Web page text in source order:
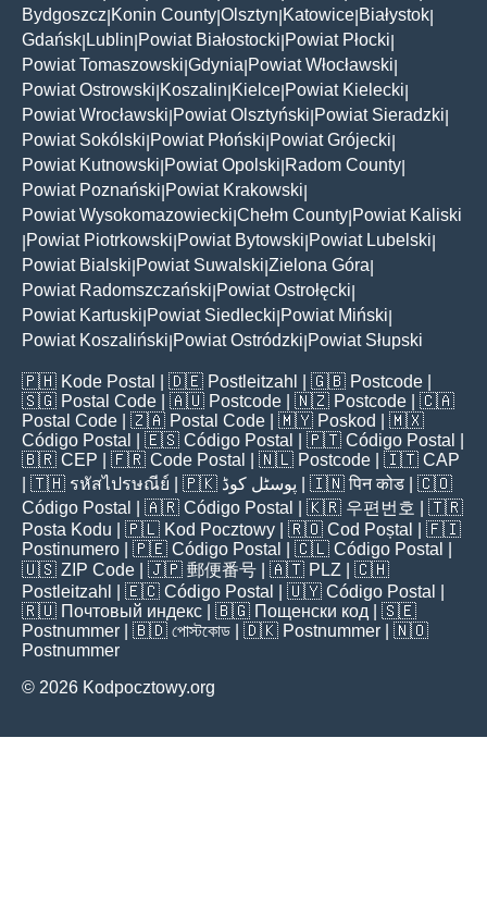
Bydgoszcz Konin County Olsztyn Katowice Białystok
Gdańsk Lublin Powiat Białostocki Powiat Płocki
Powiat Tomaszowski Gdynia Powiat Włocławski
Powiat Ostrowski Koszalin Kielce Powiat Kielecki
Powiat Wrocławski Powiat Olsztyński Powiat Sieradzki
Powiat Sokólski Powiat Płoński Powiat Grójecki
Powiat Kutnowski Powiat Opolski Radom County
Powiat Poznański Powiat Krakowski
Powiat Wysokomazowiecki Chełm County Powiat Kaliski
Powiat Piotrkowski Powiat Bytowski Powiat Lubelski
Powiat Bialski Powiat Suwalski Zielona Góra
Powiat Radomszczański Powiat Ostrołęcki
Powiat Kartuski Powiat Siedlecki Powiat Miński
Powiat Koszaliński Powiat Ostródzki Powiat Słupski
🇵🇭 Kode Postal | 🇩🇪 Postleitzahl | 🇬🇧 Postcode
🇸🇬 Postal Code | 🇦🇺 Postcode | 🇳🇿 Postcode | 🇨🇦
Postal Code | 🇿🇦 Postal Code | 🇲🇾 Poskod
| 🇲🇽
Código Postal
| 🇪🇸 Código Postal | 🇵🇹 Código Postal
🇧🇷 CEP | 🇫🇷 Code Postal | 🇳🇱 Postcode | 🇮🇹 CAP
| 🇹🇭 รหัสไปรษณีย์ | 🇵🇰 پوسٹل کوڈ | 🇮🇳पिन कोड | 🇨🇴
Código Postal
| 🇦🇷 Código Postal | 🇰🇷 우편번호
| 🇹🇷
Posta Kodu | 🇵🇱 Kod Pocztowy | 🇷🇴 Cod Poștal
| 🇫🇮
Postinumero | 🇵🇪 Código Postal | 🇨🇱 Código Postal
🇺🇸 ZIP Code | 🇯🇵 郵便番号 | 🇦🇹 PLZ | 🇨🇭
Postleitzahl
| 🇪🇨 Código Postal | 🇺🇾 Código Postal
🇷🇺 Почтовый индекс | 🇧🇬 Пощенски код | 🇸🇪
Postnummer | 🇧🇩 পোস্টকোড | 🇩🇰 Postnummer | 🇳🇴
Postnummer
© 2026 Kodpocztowy.org